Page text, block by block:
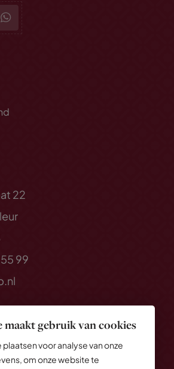
maakt gebruik van cookies
plaatsen voor analyse van onze
om onze website te
22
99